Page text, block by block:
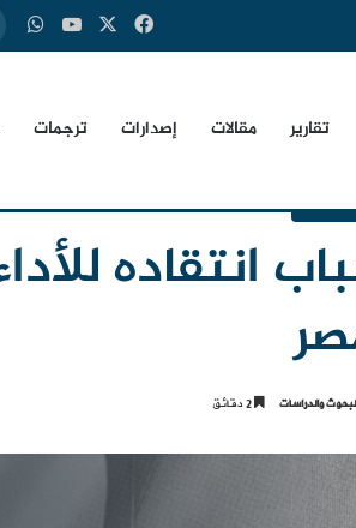
فيسبوك
‫X
‫YouTube
تقارير مقالات إصدارات ترجمات
مصنف
انتقاده
والدراسات